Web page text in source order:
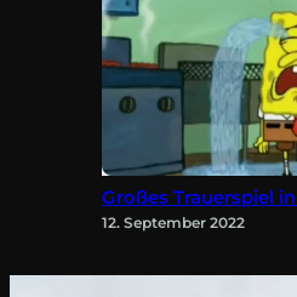
Großes Trauerspiel
12. September 2022